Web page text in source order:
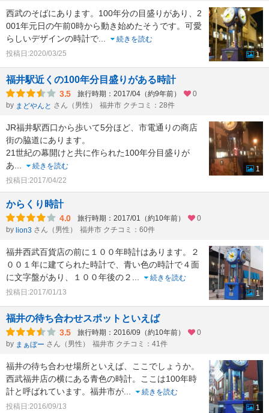
西武のそばにあります。100年分の目盛りがあり、2
001年元日の午前0時から動き始めたそうです。可愛
らしいデザインの時計で...
続きを読む
投稿日:2020/03/25
1
福井駅近くの100年分目盛りがある時計
3.5 旅行時期：2017/04（約9年前）
0
by まどやんと さん（男性） 福井市 クチコミ：28件
JR福井駅西口から歩いて5分ほど、市電通りの商店
街の脇道にあります。
21世紀の幕開けと共に作られた100年分目盛りが
あ...
続きを読む
投稿日:2017/04/22
1
からくり時計
4.0 旅行時期：2017/01（約10年前）
0
by lion3 さん（男性） 福井市 クチコミ：60件
福井西武百貨店の前に１００年時計はあります。２
００１年に建てられた時計で、青い色の時計で４面
に文字盤があり、１００年後の２ ...
続きを読む
投稿日:2017/01/13
1
福井の待ち合わせスポットといえば
3.5 旅行時期：2016/09（約10年前）
0
by まぁぼー さん（男性） 福井市 クチコミ：41件
福井の待ち合わせ場所といえば、ここでしょうか。
西武福井店の横にある青色の時計。ここは100年時
計と呼ばれています。福井市が...
続きを読む
投稿日:2016/09/13
1